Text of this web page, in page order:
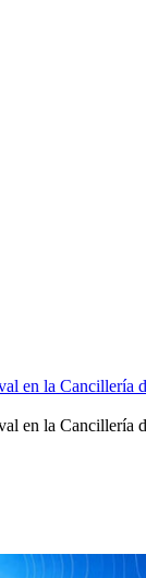
en la Cancillería
en la Cancillería